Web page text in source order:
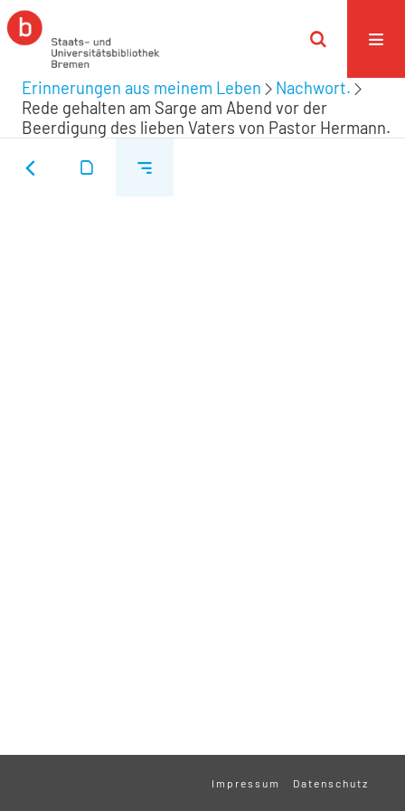
Erinnerungen aus meinem Leben
Nachwort.
Rede gehalten am Sarge am Abend vor der
Beerdigung des lieben Vaters von Pastor Hermann.
Impressum Datenschutz